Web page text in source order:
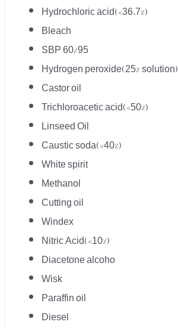
Hydrochloric acid(<36.7%)
Bleach
SBP 60/95
Hydrogen peroxide(25% solution)
Castor oil
Trichloroacetic acid(<50%)
Linseed Oil
Caustic soda(<40%)
White spirit
Methanol
Cutting oil
Windex
Nitric Acid(<10%)
Diacetone alcoho
Wisk
Paraffin oil
Diesel